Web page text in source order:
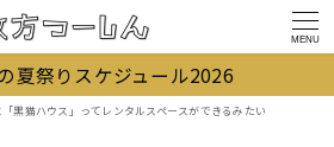
MENU
夏祭りスケジュール2026
黒猫ハウス」ってレンタルスペースができるみたい